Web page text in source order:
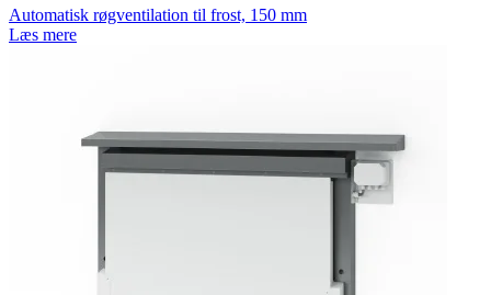
Automatisk røgventilation til frost, 150 mm
Læs mere